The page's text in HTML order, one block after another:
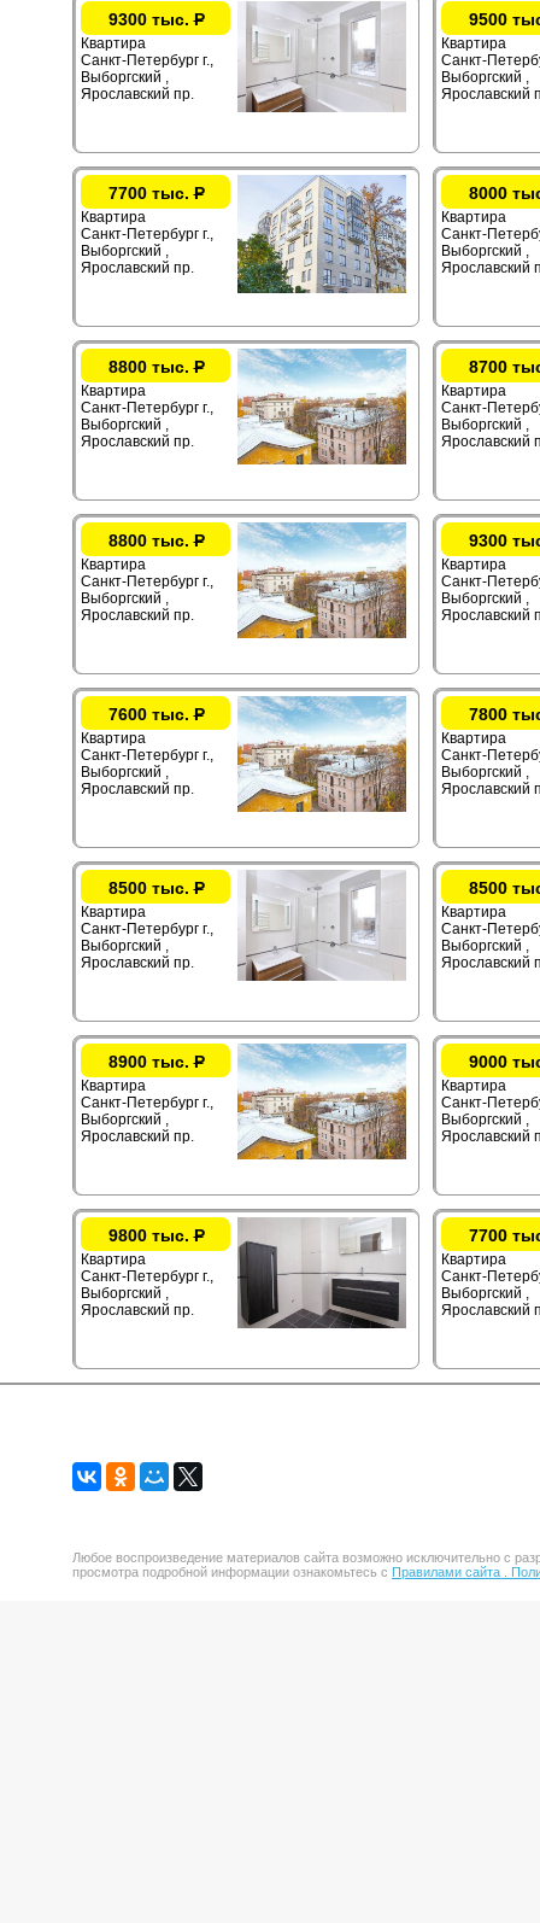
9300 тыс.Р
Квартира
Санкт-Петербург г.,
Выборгский ,
Ярославский пр.
9500
Квартира
Санкт-
Выборгский ,
Ярославский
7700 тыс.Р
Квартира
Санкт-Петербург г.,
Выборгский ,
Ярославский пр.
8000
Квартира
Санкт-
Выборгский ,
Ярославский
8800 тыс.Р
Квартира
Санкт-Петербург г.,
Выборгский ,
Ярославский пр.
8700
Квартира
Санкт-
Выборгский ,
Ярославский
8800 тыс.Р
Квартира
Санкт-Петербург г.,
Выборгский ,
Ярославский пр.
9300
Квартира
Санкт-
Выборгский ,
Ярославский
7600 тыс.Р
Квартира
Санкт-Петербург г.,
Выборгский ,
Ярославский пр.
7800
Квартира
Санкт-
Выборгский ,
Ярославский
8500 тыс.Р
Квартира
Санкт-Петербург г.,
Выборгский ,
Ярославский пр.
8500
Квартира
Санкт-
Выборгский ,
Ярославский
8900 тыс.Р
Квартира
Санкт-Петербург г.,
Выборгский ,
Ярославский пр.
9000
Квартира
Санкт-
Выборгский ,
Ярославский
9800 тыс.Р
Квартира
Санкт-Петербург г.,
Выборгский ,
Ярославский пр.
7700
Квартира
Санкт-
Выборгский ,
Ярославский
Любое воспроизведение материалов сайта возможно исключительно с
просмотра подробной информации ознакомьтесь с Правилами сайта .